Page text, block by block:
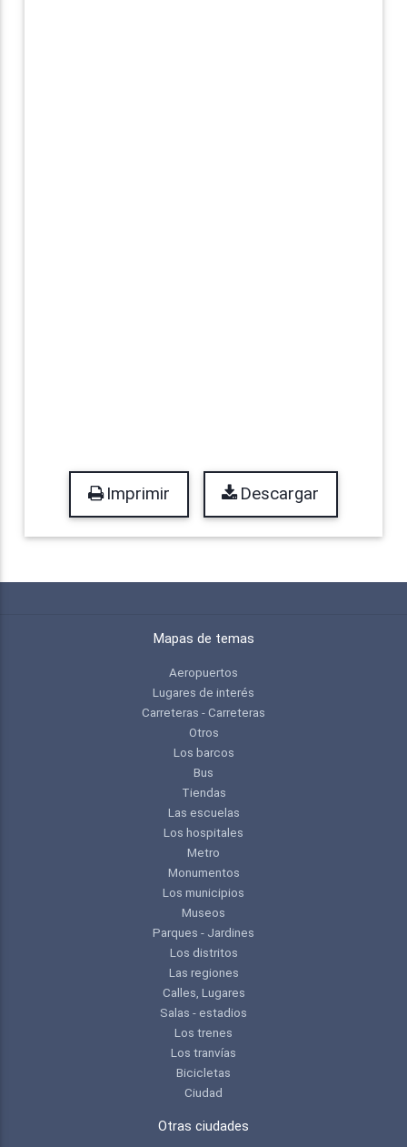
Imprimir Descargar
Mapas de temas
Aeropuertos
Lugares de interés
Carreteras - Carreteras
Otros
Los barcos
Bus
Tiendas
Las escuelas
Los hospitales
Metro
Monumentos
Los municipios
Museos
Parques - Jardines
Los distritos
Las regiones
Calles, Lugares
Salas - estadios
Los trenes
Los tranvías
Bicicletas
Ciudad
Otras ciudades